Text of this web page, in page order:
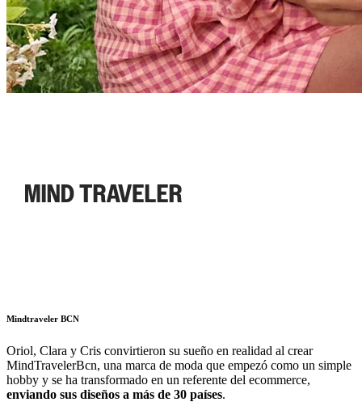
Mindtraveler BCN
Oriol, Clara y Cris convirtieron su sueño en realidad al crear
MindTravelerBcn, una marca de moda que empezó como un simple
hobby y se ha transformado en un referente del ecommerce,
enviando sus diseños a más de 30 países.